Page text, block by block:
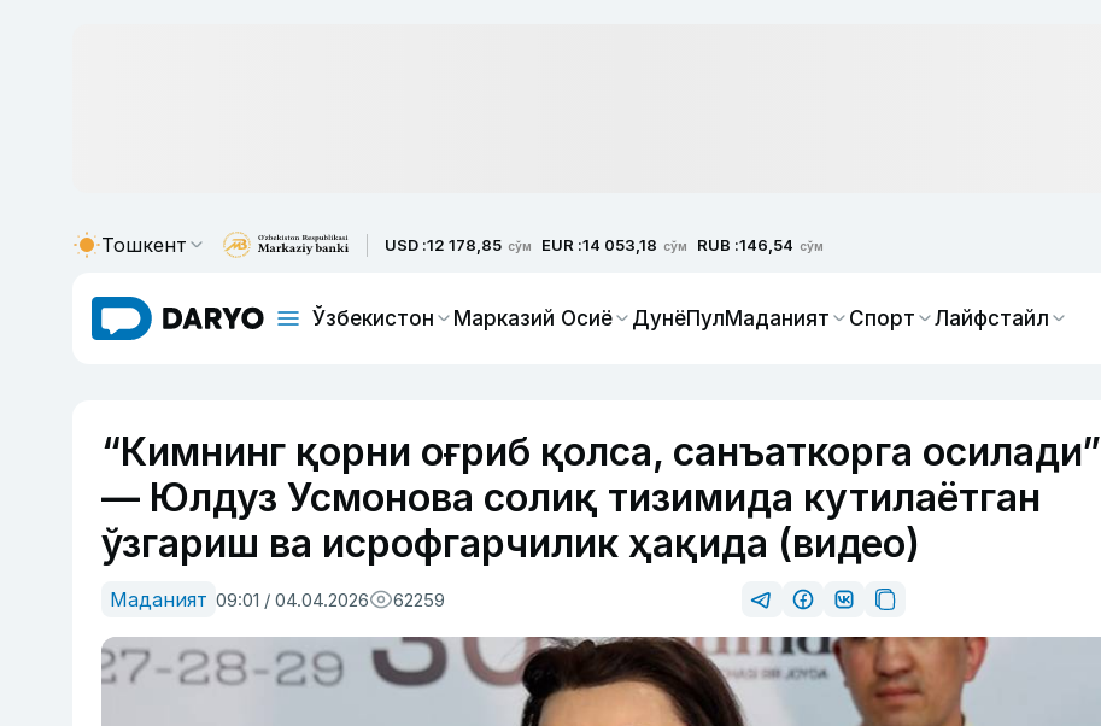
Тошкент USD :12 178,85 сўм EUR :14 053,18 сўм RUB :146,54 сўм
Ўзбекистон Марказий Осиё ДунёПулМаданият Спорт Лайфстайл
“Кимнинг қорни оғриб қолса, санъаткорга осилади”
— Юлдуз Усмонова солиқ тизимида кутилаётган
ўзгариш ва исрофгарчилик ҳақида (видео)
Маданият 09:01 / 04.04.2026 62259